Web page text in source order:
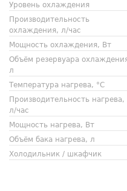
Уровень охлаждения
Производительность
охлаждения, л/час
Мощность охлаждения, Вт
Объём резервуара
л
Температура нагрева, °C
Производительность нагрева,
л/час
Мощность нагрева, Вт
Объём бака нагрева, л
Холодильник / шкафчик